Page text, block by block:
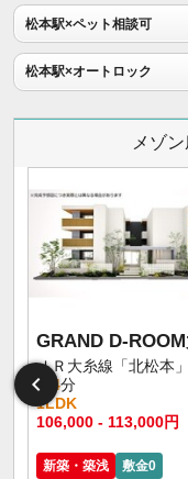
松本駅×ペット相談可
松本駅×オートロック
メゾ
GRAND D-
ＪＲ大糸線「北松本
歩
4分
1LDK
106,000 - 113,000円
新築・築浅
敷金0